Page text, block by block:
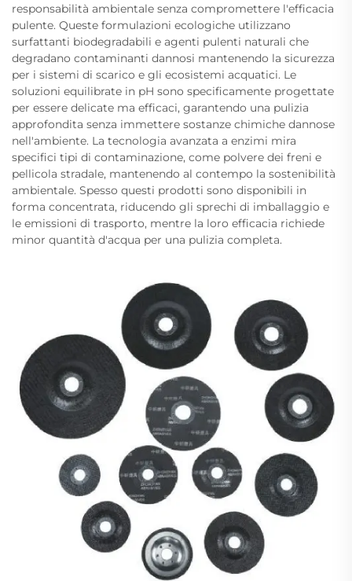
responsabilità ambientale senza compromettere l'efficacia
pulente. Queste formulazioni ecologiche utilizzano
surfattanti biodegradabili e agenti pulenti naturali che
degradano contaminanti dannosi mantenendo la sicurezza
per i sistemi di scarico e gli ecosistemi acquatici. Le
soluzioni equilibrate in pH sono specificamente progettate
per essere delicate ma efficaci, garantendo una pulizia
approfondita senza immettere sostanze chimiche dannose
nell'ambiente. La tecnologia avanzata a enzimi mira
specifici tipi di contaminazione, come polvere dei freni e
pellicola stradale, mantenendo al contempo la sostenibilità
ambientale. Spesso questi prodotti sono disponibili in
forma concentrata, riducendo gli sprechi di imballaggio e
le emissioni di trasporto, mentre la loro efficacia richiede
minor quantità d'acqua per una pulizia completa.